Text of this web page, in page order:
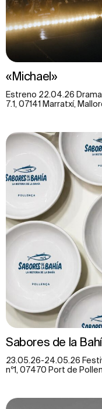
«Michael»
Estreno 22.04.26
7.1, 07141 Marratxí,
Sabores de la
23.05.26-24.05.26
nº1, 07470 Port de